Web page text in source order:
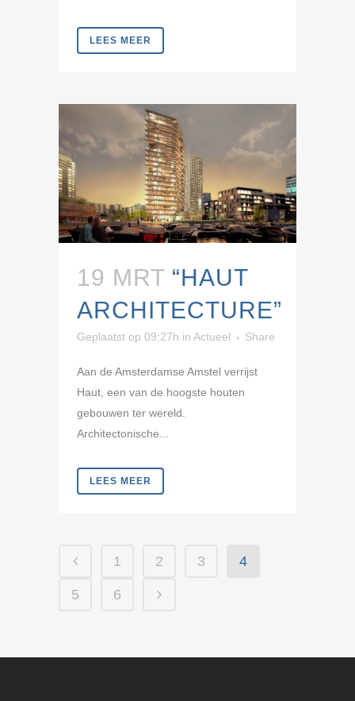
LEES MEER
19 MRT “HAUT
ARCHITECTURE”
Geplaatst op 09:27h in Actueel Share
Aan de Amsterdamse Amstel verrijst
Haut, een van de hoogste houten
gebouwen ter wereld.
Architectonische...
LEES MEER
1 2 3 4
5 6